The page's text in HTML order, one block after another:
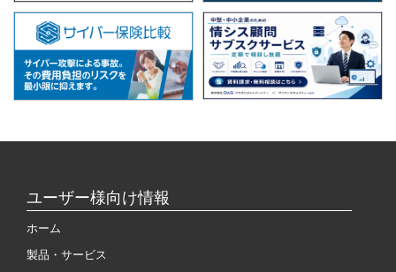
ユーザー様向け情報
ホーム
製品・サービス